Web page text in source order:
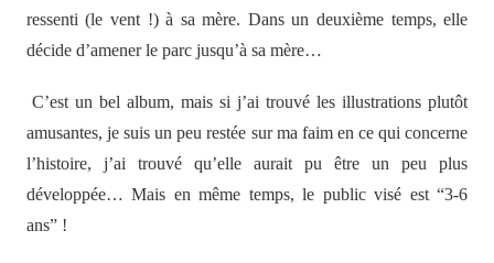
ressenti (le vent !) à sa mère. Dans un deuxième temps, elle
décide d’amener le parc jusqu’à sa mère…
C’est un bel album, mais si j’ai trouvé les illustrations plutôt
amusantes, je suis un peu restée sur ma faim en ce qui concerne
l’histoire, j’ai trouvé qu’elle aurait pu être un peu plus
développée… Mais en même temps, le public visé est “3-6
ans” !